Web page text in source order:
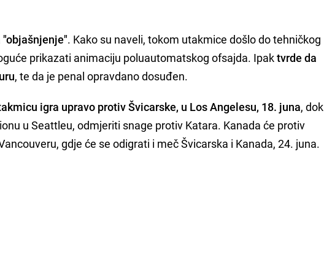
"objašnjenje". Kako su naveli, tokom utakmice došlo do tehničkog
prikazati animaciju poluautomatskog ofsajda. Ipaktvrde da
, te da je penal opravdano dosuđen.
igra upravo protiv Švicarske, u Los Angelesu, 18. juna, dok
u Seattleu, odmjeriti snage protiv Katara. Kanada će protiv
gdje će se odigrati i meč Švicarska i Kanada, 24. juna.